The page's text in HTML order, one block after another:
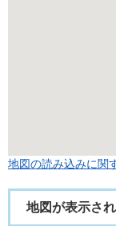
地図の読み込みに関
地図が表示さ